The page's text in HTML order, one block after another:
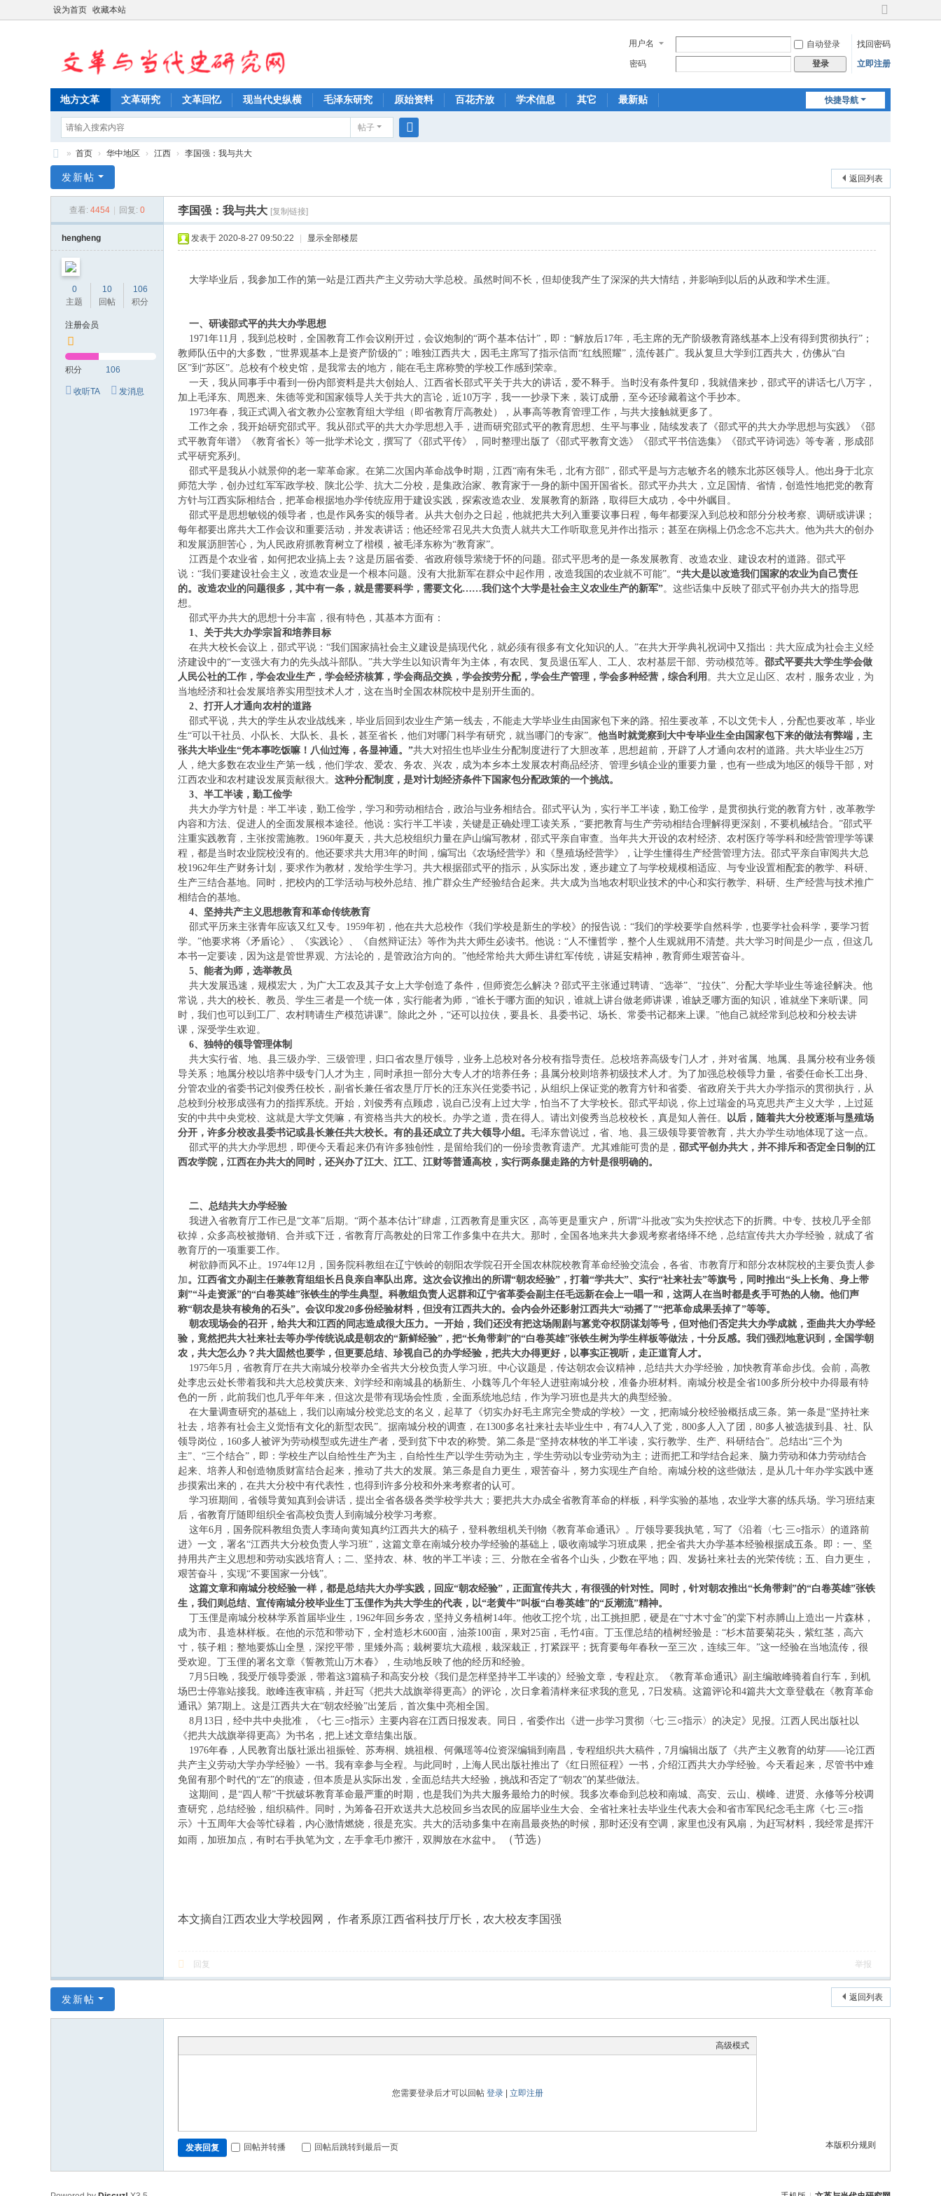
设为首页 收藏本站
切
到
宽
用户名 自动登录
找回密码
密码
登录 立即注册
快捷导航
地方文革 文革研究 文革回忆 现当代史纵横 毛泽东研究 原始资料 百花齐放 学术信息 其它 最新贴
帖子
革
» 首页 › 华中地区 › 江西 › 李国强：我与共大
返回列表
发新帖
查看: 4454 回复: 0 李国强：我与共大 [复制链接]
hengheng
0
主题
10
回帖
106
积分
注册会员
积分 106
收听TA 发消息
发表于 2020-8-27 09:50:22 显示全部楼层
大学毕业后，我参加工作的第一站是江西共产主义劳动大学总校。虽然时间不长，但却使我产生了深深的共大情结，并影响到以后的从政和学术生涯。
一、研读邵式平的共大办学思想
1971年11月，我到总校时，全国教育工作会议刚开过，会议炮制的“两个基本估计”，即：“解放后17年，毛主席的无产阶级教育路线基本上没有得到贯彻执行”；
教师队伍中的大多数，“世界观基本上是资产阶级的”；唯独江西共大，因毛主席写了指示信而“红线照耀”，流传甚广。我从复旦大学到江西共大，仿佛从“白
区”到“苏区”。总校有个校史馆，是我常去的地方，能在毛主席称赞的学校工作感到荣幸。
一天，我从同事手中看到一份内部资料是共大创始人、江西省长邵式平关于共大的讲话，爱不释手。当时没有条件复印，我就借来抄，邵式平的讲话七八万字，
加上毛泽东、周恩来、朱德等党和国家领导人关于共大的言论，近10万字，我一一抄录下来，装订成册，至今还珍藏着这个手抄本。
1973年春，我正式调入省文教办公室教育组大学组（即省教育厅高教处），从事高等教育管理工作，与共大接触就更多了。
工作之余，我开始研究邵式平。我从邵式平的共大办学思想入手，进而研究邵式平的教育思想、生平与事业，陆续发表了《邵式平的共大办学思想与实践》《邵
式平教育年谱》《教育省长》等一批学术论文，撰写了《邵式平传》，同时整理出版了《邵式平教育文选》《邵式平书信选集》《邵式平诗词选》等专著，形成邵
式平研究系列。
邵式平是我从小就景仰的老一辈革命家。在第二次国内革命战争时期，江西“南有朱毛，北有方邵”，邵式平是与方志敏齐名的赣东北苏区领导人。他出身于北京
师范大学，创办过红军军政学校、陕北公学、抗大二分校，是集政治家、教育家于一身的新中国开国省长。邵式平办共大，立足国情、省情，创造性地把党的教育
方针与江西实际相结合，把革命根据地办学传统应用于建设实践，探索改造农业、发展教育的新路，取得巨大成功，令中外瞩目。
邵式平是思想敏锐的领导者，也是作风务实的领导者。从共大创办之日起，他就把共大列入重要议事日程，每年都要深入到总校和部分分校考察、调研或讲课；
每年都要出席共大工作会议和重要活动，并发表讲话；他还经常召见共大负责人就共大工作听取意见并作出指示；甚至在病榻上仍念念不忘共大。他为共大的创办
和发展沥胆苦心，为人民政府抓教育树立了楷模，被毛泽东称为“教育家”。
江西是个农业省，如何把农业搞上去？这是历届省委、省政府领导萦绕于怀的问题。邵式平思考的是一条发展教育、改造农业、建设农村的道路。邵式平
说：“我们要建设社会主义，改造农业是一个根本问题。没有大批新军在群众中起作用，改造我国的农业就不可能”。 “共大是以改造我们国家的农业为自己责任
的。改造农业的问题很多，其中有一条，就是需要科学，需要文化……我们这个大学是社会主义农业生产的新军”。这些话集中反映了邵式平创办共大的指导思
想。
邵式平办共大的思想十分丰富，很有特色，其基本方面有：
1、关于共大办学宗旨和培养目标
在共大校长会议上，邵式平说：“我们国家搞社会主义建设是搞现代化，就必须有很多有文化知识的人。”在共大开学典礼祝词中又指出：共大应成为社会主义经
济建设中的“一支强大有力的先头战斗部队。”共大学生以知识青年为主体，有农民、复员退伍军人、工人、农村基层干部、劳动模范等。 邵式平要共大学生学会做
人民公社的工作，学会农业生产，学会经济核算，学会商品交换，学会按劳分配，学会生产管理，学会多种经营，综合利用 。共大立足山区、农村，服务农业，为
当地经济和社会发展培养实用型技术人才，这在当时全国农林院校中是别开生面的。
2、打开人才通向农村的道路
邵式平说，共大的学生从农业战线来，毕业后回到农业生产第一线去，不能走大学毕业生由国家包下来的路。招生要改革，不以文凭卡人，分配也要改革，毕业
生“可以干社员、小队长、大队长、县长，甚至省长，他们对哪门科学有研究，就当哪门的专家”。 他当时就觉察到大中专毕业生全由国家包下来的做法有弊端，主
张共大毕业生“凭本事吃饭嘛！八仙过海，各显神通。”共大对招生也毕业生分配制度进行了大胆改革，思想超前，开辟了人才通向农村的道路。共大毕业生25万
人，绝大多数在农业生产第一线，他们学农、爱农、务农、兴农，成为本乡本土发展农村商品经济、管理乡镇企业的重要力量，也有一些成为地区的领导干部，对
江西农业和农村建设发展贡献很大。 这种分配制度，是对计划经济条件下国家包分配政策的一个挑战。
3、半工半读，勤工俭学
共大办学方针是：半工半读，勤工俭学，学习和劳动相结合，政治与业务相结合。邵式平认为，实行半工半读，勤工俭学，是贯彻执行党的教育方针，改革教学
内容和方法、促进人的全面发展根本途径。他说：实行半工半读，关键是正确处理工读关系，“要把教育与生产劳动相结合理解得更深刻，不要机械结合。”邵式平
注重实践教育，主张按需施教。1960年夏天，共大总校组织力量在庐山编写教材，邵式平亲自审查。当年共大开设的农村经济、农村医疗等学科和经营管理学等课
程，都是当时农业院校没有的。他还要求共大用3年的时间，编写出《农场经营学》和《垦殖场经营学》，让学生懂得生产经营管理方法。邵式平亲自审阅共大总
校1962年生产财务计划，要求作为教材，发给学生学习。共大根据邵式平的指示，从实际出发，逐步建立了与学校规模相适应、与专业设置相配套的教学、科研、
生产三结合基地。同时，把校内的工学活动与校外总结、推广群众生产经验结合起来。共大成为当地农村职业技术的中心和实行教学、科研、生产经营与技术推广
相结合的基地。
4、坚持共产主义思想教育和革命传统教育
邵式平历来主张青年应该又红又专。1959年初，他在共大总校作《我们学校是新生的学校》的报告说：“我们的学校要学自然科学，也要学社会科学，要学习哲
学。”他要求将《矛盾论》、《实践论》、《自然辩证法》等作为共大师生必读书。他说：“人不懂哲学，整个人生观就用不清楚。共大学习时间是少一点，但这几
本书一定要读，因为这是管世界观、方法论的，是管政治方向的。”他经常给共大师生讲红军传统，讲延安精神，教育师生艰苦奋斗。
5、能者为师，选举教员
共大发展迅速，规模宏大，为广大工农及其子女上大学创造了条件，但师资怎么解决？邵式平主张通过聘请、“选举”、“拉伕”、分配大学毕业生等途径解决。他
常说，共大的校长、教员、学生三者是一个统一体，实行能者为师，“谁长于哪方面的知识，谁就上讲台做老师讲课，谁缺乏哪方面的知识，谁就坐下来听课。同
时，我们也可以到工厂、农村聘请生产模范讲课”。除此之外，“还可以拉伕，要县长、县委书记、场长、常委书记都来上课。”他自己就经常到总校和分校去讲
课，深受学生欢迎。
6、独特的领导管理体制
共大实行省、地、县三级办学、三级管理，归口省农垦厅领导，业务上总校对各分校有指导责任。总校培养高级专门人才，并对省属、地属、县属分校有业务领
导关系；地属分校以培养中级专门人才为主，同时承担一部分大专人才的培养任务；县属分校则培养初级技术人才。为了加强总校领导力量，省委任命长工出身、
分管农业的省委书记刘俊秀任校长，副省长兼任省农垦厅厅长的汪东兴任党委书记，从组织上保证党的教育方针和省委、省政府关于共大办学指示的贯彻执行，从
总校到分校形成强有力的指挥系统。开始，刘俊秀有点顾虑，说自己没有上过大学，怕当不了大学校长。邵式平却说，你上过瑞金的马克思共产主义大学，上过延
安的中共中央党校、这就是大学文凭嘛，有资格当共大的校长。办学之道，贵在得人。请出刘俊秀当总校校长，真是知人善任。 以后，随着共大分校逐渐与垦殖场
分开，许多分校改县委书记或县长兼任共大校长。有的县还成立了共大领导小组。 毛泽东曾说过，省、地、县三级领导要管教育，共大办学生动地体现了这一点。
邵式平的共大办学思想，即便今天看起来仍有许多独创性，是留给我们的一份珍贵教育遗产。尤其难能可贵的是， 邵式平创办共大，并不排斥和否定全日制的江
西农学院，江西在办共大的同时，还兴办了江大、江工、江财等普通高校，实行两条腿走路的方针是很明确的。
二、总结共大办学经验
我进入省教育厅工作已是“文革”后期。“两个基本估计”肆虐，江西教育是重灾区，高等更是重灾户，所谓“斗批改”实为失控状态下的折腾。中专、技校几乎全部
砍掉，众多高校被撤销、合并或下迁，省教育厅高教处的日常工作多集中在共大。那时，全国各地来共大参观考察者络绎不绝，总结宣传共大办学经验，就成了省
教育厅的一项重要工作。
树欲静而风不止。1974年12月，国务院科教组在辽宁铁岭的朝阳农学院召开全国农林院校教育革命经验交流会，各省、市教育厅和部分农林院校的主要负责人参
加。江西省文办副主任兼教育组组长吕良亲自率队出席。这次会议推出的所谓“朝农经验”，打着“学共大”、实行“社来社去”等旗号，同时推出“头上长角、身上带
刺”“斗走资派”的“白卷英雄”张铁生的学生典型。科教组负责人迟群和辽宁省革委会副主任毛远新在会上一唱一和，这两人在当时都是炙手可热的人物。他们声
称“朝农是块有棱角的石头”。会议印发20多份经验材料，但没有江西共大的。会内会外还影射江西共大“动摇了”“把革命成果丢掉了”等等。
朝农现场会的召开，给共大和江西的同志造成很大压力。一开始，我们还没有把这场闹剧与篡党夺权阴谋划等号，但对他们否定共大办学成就，歪曲共大办学经
验，竟然把共大社来社去等办学传统说成是朝农的“新鲜经验”，把“长角带刺”的“白卷英雄”张铁生树为学生样板等做法，十分反感。我们强烈地意识到，全国学朝
农，共大怎么办？共大固然也要学，但更要总结、珍视自己的办学经验，把共大办得更好，以事实正视听，走正道育人才。
1975年5月，省教育厅在共大南城分校举办全省共大分校负责人学习班。中心议题是，传达朝农会议精神，总结共大办学经验，加快教育革命步伐。会前，高教
处李忠云处长带着我和共大总校黄庆来、刘学经和南城县的杨新生、小魏等几个年轻人进驻南城分校，准备办班材料。南城分校是全省100多所分校中办得最有特
色的一所，此前我们也几乎年年来，但这次是带有现场会性质，全面系统地总结，作为学习班也是共大的典型经验。
在大量调查研究的基础上，我们以南城分校党总支的名义，起草了《切实办好毛主席完全赞成的学校》一文，把南城分校经验概括成三条。第一条是“坚持社来
社去，培养有社会主义觉悟有文化的新型农民”。据南城分校的调查，在1300多名社来社去毕业生中，有74人入了党，800多人入了团，80多人被选拔到县、社、队
领导岗位，160多人被评为劳动模型或先进生产者，受到贫下中农的称赞。第二条是“坚持农林牧的半工半读，实行教学、生产、科研结合”。总结出“三个为
主”、“三个结合”，即：学校生产以自给性生产为主，自给性生产以学生劳动为主，学生劳动以专业劳动为主；进而把工和学结合起来、脑力劳动和体力劳动结合
起来、培养人和创造物质财富结合起来，推动了共大的发展。第三条是自力更生，艰苦奋斗，努力实现生产自给。南城分校的这些做法，是从几十年办学实践中逐
步摸索出来的，在共大分校中有代表性，也得到许多分校和外来考察者的认可。
学习班期间，省领导黄知真到会讲话，提出全省各级各类学校学共大；要把共大办成全省教育革命的样板，科学实验的基地，农业学大寨的练兵场。学习班结束
后，省教育厅随即组织全省高校负责人到南城分校学习考察。
这年6月，国务院科教组负责人李琦向黄知真约江西共大的稿子，登科教组机关刊物《教育革命通讯》。厅领导要我执笔，写了《沿着〈七·三○指示〉的道路前
进》一文，署名“江西共大分校负责人学习班”，这篇文章在南城分校办学经验的基础上，吸收南城学习班成果，把全省共大办学基本经验根据成五条。即：一、坚
持用共产主义思想和劳动实践培育人；二、坚持农、林、牧的半工半读；三、分散在全省各个山头，少数在平地；四、发扬社来社去的光荣传统；五、自力更生，
艰苦奋斗，实现“不要国家一分钱”。
这篇文章和南城分校经验一样，都是总结共大办学实践，回应“朝农经验”，正面宣传共大，有很强的针对性。同时，针对朝农推出“长角带刺”的“白卷英雄”张铁
生，我们则总结、宣传南城分校毕业生丁玉俚作为共大学生的代表，以“老黄牛”叫板“白卷英雄”的“反潮流”精神。
丁玉俚是南城分校林学系首届毕业生，1962年回乡务农，坚持义务植树14年。他收工挖个坑，出工挑担肥，硬是在“寸木寸金”的棠下村赤膊山上造出一片森林，
成为市、县造林样板。在他的示范和带动下，全村造杉木600亩，油茶100亩，果对25亩，毛竹4亩。丁玉俚总结的植树经验是：“杉木苗要菊花头，紫红茎，高六
寸，筷子粗；整地要炼山全垦，深挖平带，里矮外高；栽树要坑大疏根，栽深栽正，打紧踩平；抚育要每年春秋一至三次，连续三年。”这一经验在当地流传，很
受欢迎。丁玉俚的署名文章《誓教荒山万木春》，生动地反映了他的经历和经验。
7月5日晚，我受厅领导委派，带着这3篇稿子和高安分校《我们是怎样坚持半工半读的》经验文章，专程赴京。《教育革命通讯》副主编敢峰骑着自行车，到机
场巴士停靠站接我。敢峰连夜审稿，并赶写《把共大战旗举得更高》的评论，次日拿着清样来征求我的意见，7日发稿。这篇评论和4篇共大文章登载在《教育革命
通讯》第7期上。这是江西共大在“朝农经验”出笼后，首次集中亮相全国。
8月13日，经中共中央批准，《七·三○指示》主要内容在江西日报发表。同日，省委作出《进一步学习贯彻〈七·三○指示〉的决定》见报。江西人民出版社以
《把共大战旗举得更高》为书名，把上述文章结集出版。
1976年春，人民教育出版社派出祖振铨、苏寿桐、姚祖根、何佩瑶等4位资深编辑到南昌，专程组织共大稿件，7月编辑出版了《共产主义教育的幼芽——论江西
共产主义劳动大学办学经验》一书。我有幸参与全程。与此同时，上海人民出版社推出了《红日照征程》一书，介绍江西共大办学经验。今天看起来，尽管书中难
免留有那个时代的“左”的痕迹，但本质是从实际出发，全面总结共大经验，挑战和否定了“朝农”的某些做法。
这期间，是“四人帮”干扰破坏教育革命最严重的时期，也是我们为共大服务最给力的时候。我多次奉命到总校和南城、高安、云山、横峰、进贤、永修等分校调
查研究，总结经验，组织稿件。同时，为筹备召开欢送共大总校回乡当农民的应届毕业生大会、全省社来社去毕业生代表大会和省市军民纪念毛主席《七·三○指
示》十五周年大会等忙碌着，内心激情燃烧，很是充实。共大的活动多集中在南昌最炎热的时候，那时还没有空调，家里也没有风扇，为赶写材料，我经常是挥汗
如雨，加班加点，有时右手执笔为文，左手拿毛巾擦汗，双脚放在水盆中 。（节选）
本文摘自江西农业大学校园网， 作者系原江西省科技厅厅长，农大校友李国强
回复 举报
返回列表
发新帖
高级模式
您需要登录后才可以回帖 登录| 立即注册
本版积分规则
发表回复 回帖并转播 回帖后跳转到最后一页